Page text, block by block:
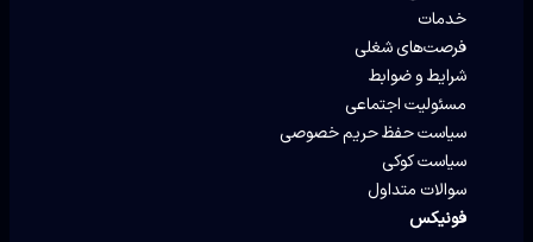
خدمات
فرصت‌های شغلی
شرایط و ضوابط
مسئولیت اجتماعی
سیاست حفظ حریم خصوصی
سیاست کوکی
سوالات متداول
فونیکس